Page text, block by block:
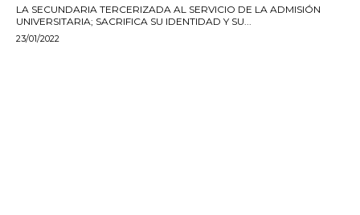
LA SECUNDARIA TERCERIZADA AL SERVICIO DE LA ADMISIÓN
UNIVERSITARIA; SACRIFICA SU IDENTIDAD Y SU...
23/01/2022